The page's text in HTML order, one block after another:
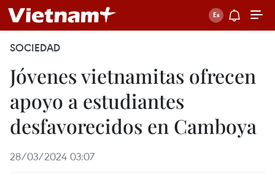
SOCIEDAD
Jóvenes vietnamitas ofrecen
apoyo a estudiantes
desfavorecidos en Camboya
28/03/2024 03:07